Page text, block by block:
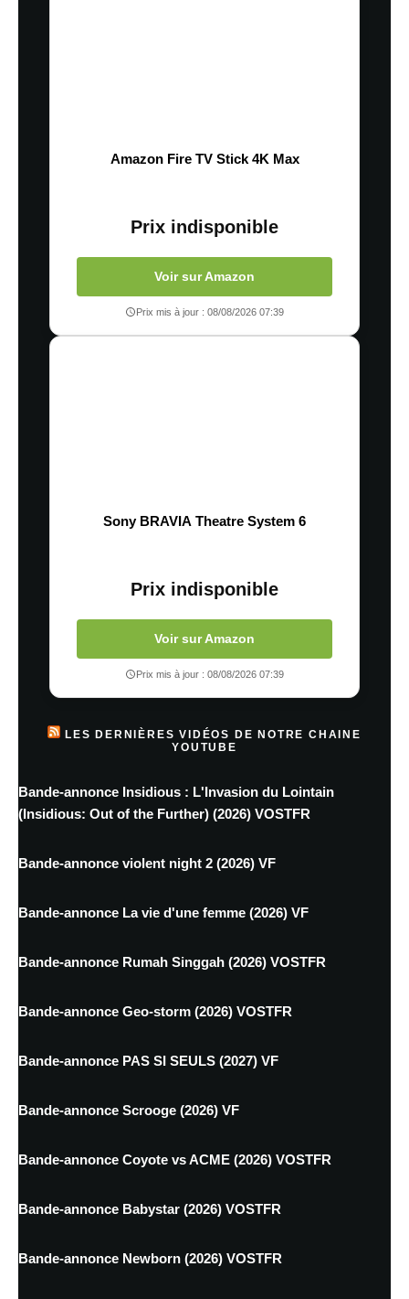
Amazon Fire TV Stick 4K Max
Prix indisponible
Voir sur Amazon
Prix mis à jour : 08/08/2026 07:39
Sony BRAVIA Theatre System 6
Prix indisponible
Voir sur Amazon
Prix mis à jour : 08/08/2026 07:39
LES DERNIÈRES VIDÉOS DE NOTRE CHAINE
YOUTUBE
Bande-annonce Insidious : L'Invasion du Lointain
(Insidious: Out of the Further) (2026) VOSTFR
Bande-annonce violent night 2 (2026) VF
Bande-annonce La vie d'une femme (2026) VF
Bande-annonce Rumah Singgah (2026) VOSTFR
Bande-annonce Geo-storm (2026) VOSTFR
Bande-annonce PAS SI SEULS (2027) VF
Bande-annonce Scrooge (2026) VF
Bande-annonce Coyote vs ACME (2026) VOSTFR
Bande-annonce Babystar (2026) VOSTFR
Bande-annonce Newborn (2026) VOSTFR